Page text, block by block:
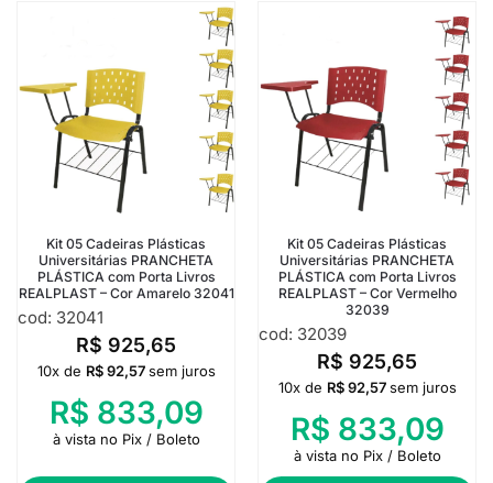
Kit 05 Cadeiras Plásticas
Universitárias PRANCHETA
PLÁSTICA com Porta Livros
REALPLAST – Cor Amarelo 32041
cod: 32041
R$ 925,65
10x de R$92,57 sem juros
R$ 833,09
à vista no Pix / Boleto
Kit 05 Cadeiras Plásticas
Universitárias PRANCHETA
PLÁSTICA com Porta Livros
REALPLAST – Cor Vermelho
32039
cod: 32039
R$ 925,65
10x de R$92,57 sem juros
R$ 833,09
à vista no Pix / Boleto